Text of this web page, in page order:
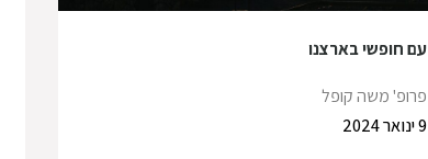
עם חופשי בארצנו
פרופ' משה קופל
9 ינואר 2024